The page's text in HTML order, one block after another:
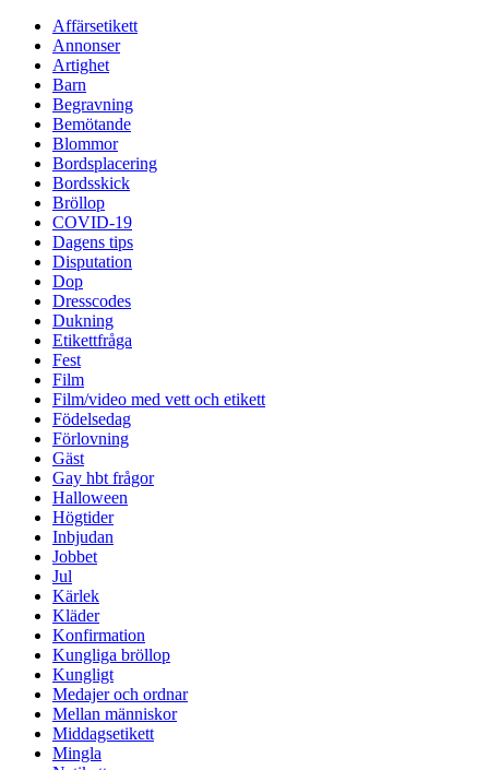
Affärsetikett
Annonser
Artighet
Barn
Begravning
Bemötande
Blommor
Bordsplacering
Bordsskick
Bröllop
COVID-19
Dagens tips
Disputation
Dop
Dresscodes
Dukning
Etikettfråga
Fest
Film
Film/video med vett och etikett
Födelsedag
Förlovning
Gäst
Gay hbt frågor
Halloween
Högtider
Inbjudan
Jobbet
Jul
Kärlek
Kläder
Konfirmation
Kungliga bröllop
Kungligt
Medajer och ordnar
Mellan människor
Middagsetikett
Mingla